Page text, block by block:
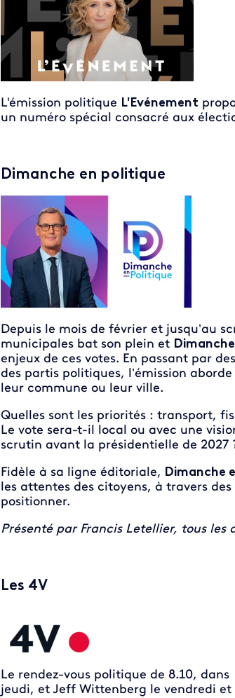
L'émission politique L'Evénement
un numéro spécial consacré aux
Dimanche en politique
Depuis le mois de février et jusqu’au
municipales bat son plein et
enjeux de ces votes. En passant par
des partis politiques, l’émission
leur commune ou leur ville.
Quelles sont les priorités : transport,
Le vote sera-t-il local ou avec une
scrutin avant la présidentielle de 2027
Fidèle à sa ligne éditoriale, Dimanche
les attentes des citoyens, à travers
positionner.
Présenté par Francis Letellier, tous les
Les 4V
Le rendez-vous politique de 8.10, dans
jeudi, et Jeff Wittenberg le vendredi et